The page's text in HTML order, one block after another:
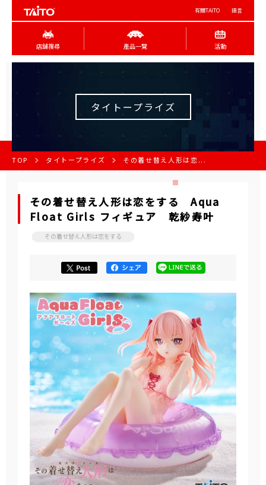
有關TAITO 語言
店舖搜尋 產品一覽 活動
タイトープライズ
TOP タイトープライズ その着せ替え人形は恋...
その着せ替え人形は恋をする Aqua
Float Girls フィギュア 乾紗寿叶
その着せ替え人形は恋をする